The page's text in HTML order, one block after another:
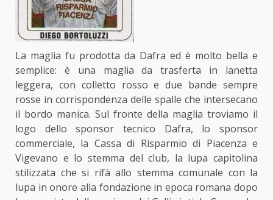
La maglia fu prodotta da Dafra ed è molto bella e
semplice: è una maglia da trasferta in lanetta
leggera, con colletto rosso e due bande sempre
rosse in corrispondenza delle spalle che intersecano
il bordo manica. Sul fronte della maglia troviamo il
logo dello sponsor tecnico Dafra, lo sponsor
commerciale, la Cassa di Risparmio di Piacenza e
Vigevano e lo stemma del club, la lupa capitolina
stilizzata che si rifà allo stemma comunale con la
lupa in onore alla fondazione in epoca romana dopo